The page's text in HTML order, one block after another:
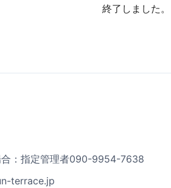
終了しました。
合：指定管理者090-9954-7638
terrace.jp